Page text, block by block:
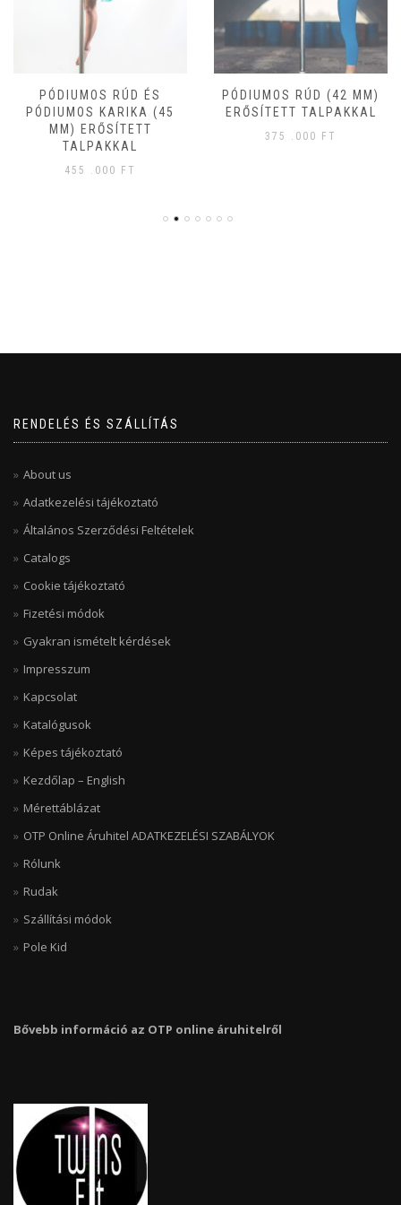
PÓDIUMOS RÚD ÉS
PÓDIUMOS KARIKA (45
MM) ERŐSÍTETT
TALPAKKAL
455 .000 FT
PÓDIUMOS RÚD (42 MM)
ERŐSÍTETT TALPAKKAL
375 .000 FT
RENDELÉS ÉS SZÁLLÍTÁS
About us
Adatkezelési tájékoztató
Általános Szerződési Feltételek
Catalogs
Cookie tájékoztató
Fizetési módok
Gyakran ismételt kérdések
Impresszum
Kapcsolat
Katalógusok
Képes tájékoztató
Kezdőlap – English
Mérettáblázat
OTP Online Áruhitel ADATKEZELÉSI SZABÁLYOK
Rólunk
Rudak
Szállítási módok
Pole Kid
Bővebb információ az OTP online áruhitelről